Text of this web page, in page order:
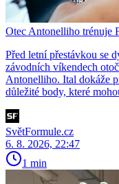
Otec Antonelliho trénuje
Před letní přestávkou se
závodních víkendech
Antonelliho. Ital dokáže
důležité body, které
SvětFormule.cz
6. 8. 2026, 22:47
1 min